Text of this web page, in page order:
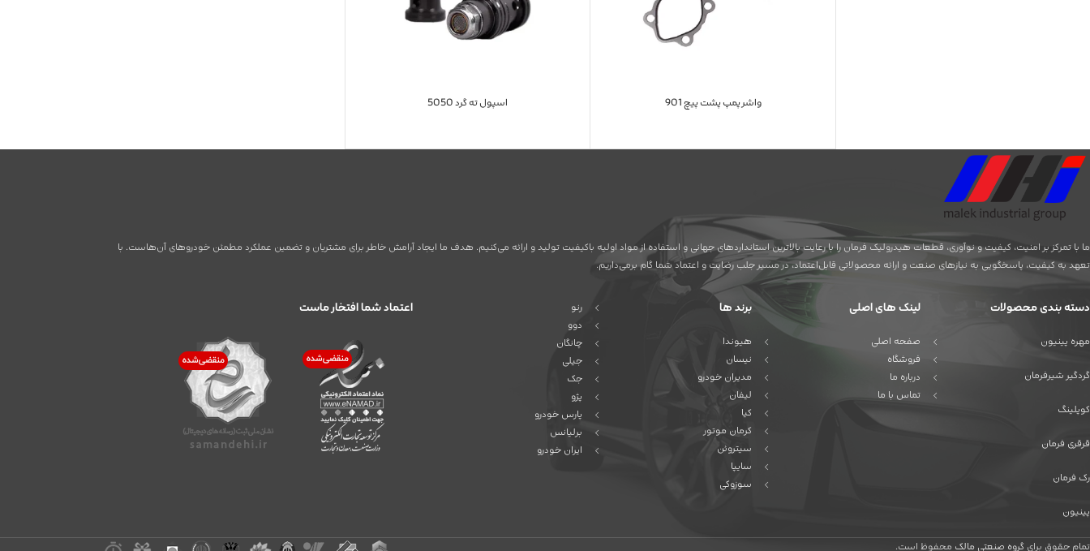
واشر پمپ پشت پیچ 901 اسپول ته گرد 5050
ما با تمرکز بر امنیت، کیفیت و نوآوری، قطعات هیدرولیک فرمان را با رعایت بالاترین استانداردهای جهانی و استفاده از مواد اولیه باکیفیت تولید و ارائه می‌کنیم. هدف ما ایجاد آرامش خاطر برای مشتریان و تضمین عملکرد مطمئن خودروهای آن‌هاست. با
تعهد به کیفیت، پاسخگویی به نیازهای صنعت و ارائه محصولاتی قابل‌اعتماد، در مسیر جلب رضایت و اعتماد شما گام برمی‌داریم.
دسته بندی محصولات
مهره پینیون
گردگیر شیرفرمان
کوپلینگ
قرقری فرمان
رک فرمان
پینیون
لینک های اصلی
صفحه اصلی
فروشگاه
درباره ما
تماس با ما
برند ها
هیوندا
نیسان
مدیران خودرو
لیفان
کیا
کرمان موتور
سیتروئن
سایپا
سوزوکی
رنو
دوو
چانگان
جیلی
جک
پژو
پارس خودرو
برلیانس
ایران خودرو
اعتماد شما افتخار ماست
تمام حقوق برای گروه صنعتی مالک محفوظ است.